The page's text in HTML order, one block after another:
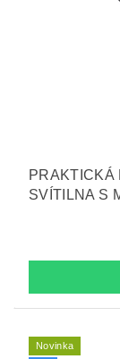
PRAKTICKÁ
SVÍTILNA S
Novinka